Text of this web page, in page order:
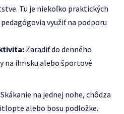
Tu je niekoľko praktických
využiť na podporu
Zaradiť do denného
na ihrisku alebo športové
Skákanie na jednej nohe, chôdza
alebo bosu podložke.